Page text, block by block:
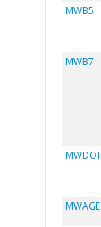
MWB5
MWB7
MWDOI
MWAGE